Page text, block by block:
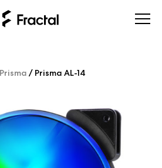
Prisma / Prisma AL-14